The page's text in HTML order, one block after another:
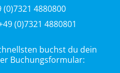
4880800
(0)7321 4880801
buchst du dein
Buchungsformular: